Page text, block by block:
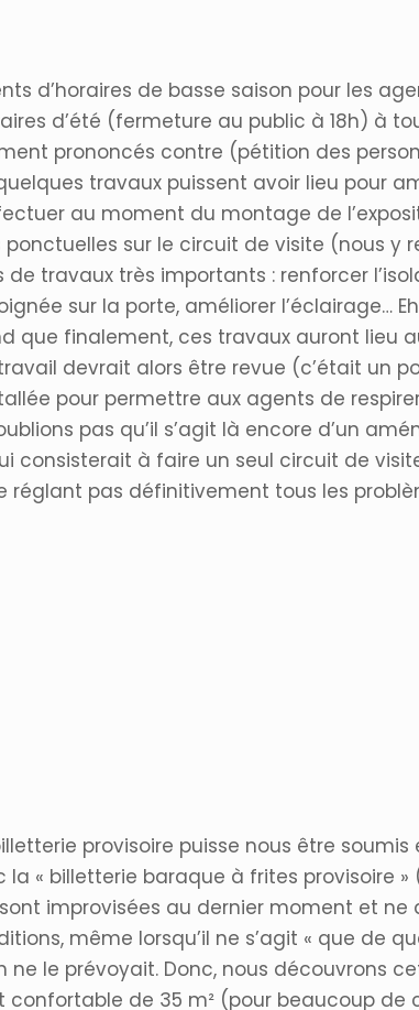
d’horaires de basse saison pour les
d’été (fermeture au public à 18h) à
prononcés contre (pétition des
travaux puissent avoir lieu pour
au moment du montage de
sur le circuit de visite (nous y
travaux très importants : renforcer
sur la porte, améliorer l’éclairage…
que finalement, ces travaux auront lieu
devrait alors être revue (c’était un
pour permettre aux agents de
pas qu’il s’agit là encore d’un
consisterait à faire un seul circuit de
pas définitivement tous les
provisoire puisse nous être soumis
« billetterie baraque à frites provisoire »
improvisées au dernier moment et ne
même lorsqu’il ne s’agit « que de
ne le prévoyait. Donc, nous découvrons
confortable de 35 m² (pour beaucoup de